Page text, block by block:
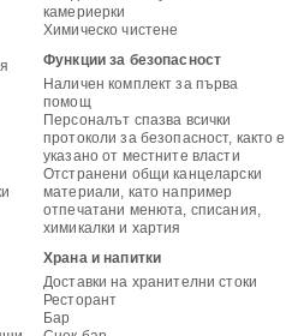
камериерки
Химическо чистене
Функции за безопасност
Наличен комплект за първа
помощ
Персоналът спазва всички
протоколи за безопасност, както е
указано от местните власти
Отстранени общи канцеларски
материали, като например
отпечатани менюта, списания,
химикалки и хартия
Храна и напитки
Доставки на хранителни стоки
Ресторант
Бар